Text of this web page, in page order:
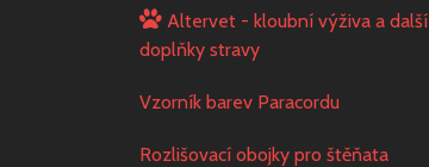
Altervet - kloubní výživa a další
doplňky stravy
Vzorník barev Paracordu
Rozlišovací obojky pro štěňata